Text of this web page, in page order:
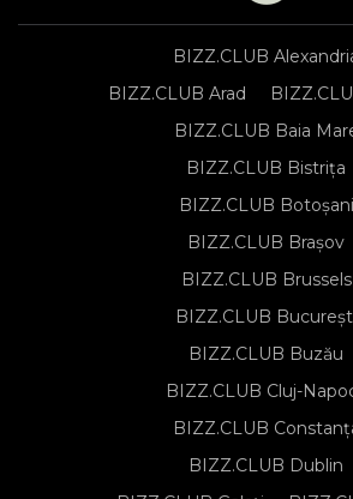
BIZZ.CLUB
BIZZ.CLUB Arad
BIZZ.CLUB Baia
BIZZ.CLUB Bistrița
BIZZ.CLUB Botoșani
BIZZ.CLUB Brașov
BIZZ.CLUB Brussels
BIZZ.CLUB
BIZZ.CLUB Buzău
BIZZ.CLUB Cluj-
BIZZ.CLUB
BIZZ.CLUB Dublin